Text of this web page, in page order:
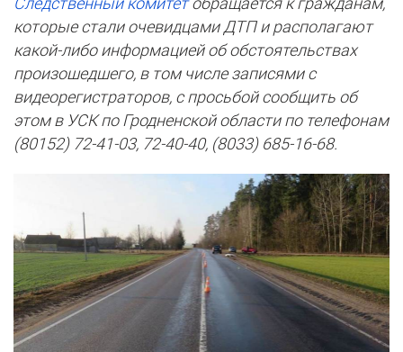
которые стали очевидцами ДТП и располагают
какой-либо информацией об обстоятельствах
произошедшего, в том числе записями с
видеорегистраторов, с просьбой сообщить об
этом в УСК по Гродненской области по телефонам
(80152) 72-41-03, 72-40-40, (8033) 685-16-68.